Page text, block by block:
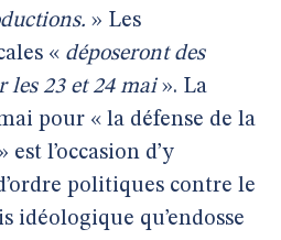
» Les
« déposeront des
les 23 et 24 mai». La
pour « la défense de la
est l’occasion d’y
politiques contre le
idéologique qu’endosse